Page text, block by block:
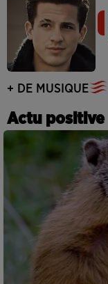
+ DE MUSIQUE
Actu positive